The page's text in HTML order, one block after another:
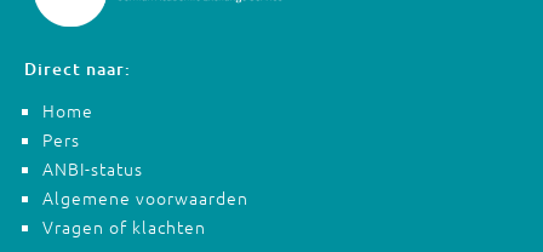
Direct naar:
Home
Pers
ANBI-status
Algemene voorwaarden
Vragen of klachten